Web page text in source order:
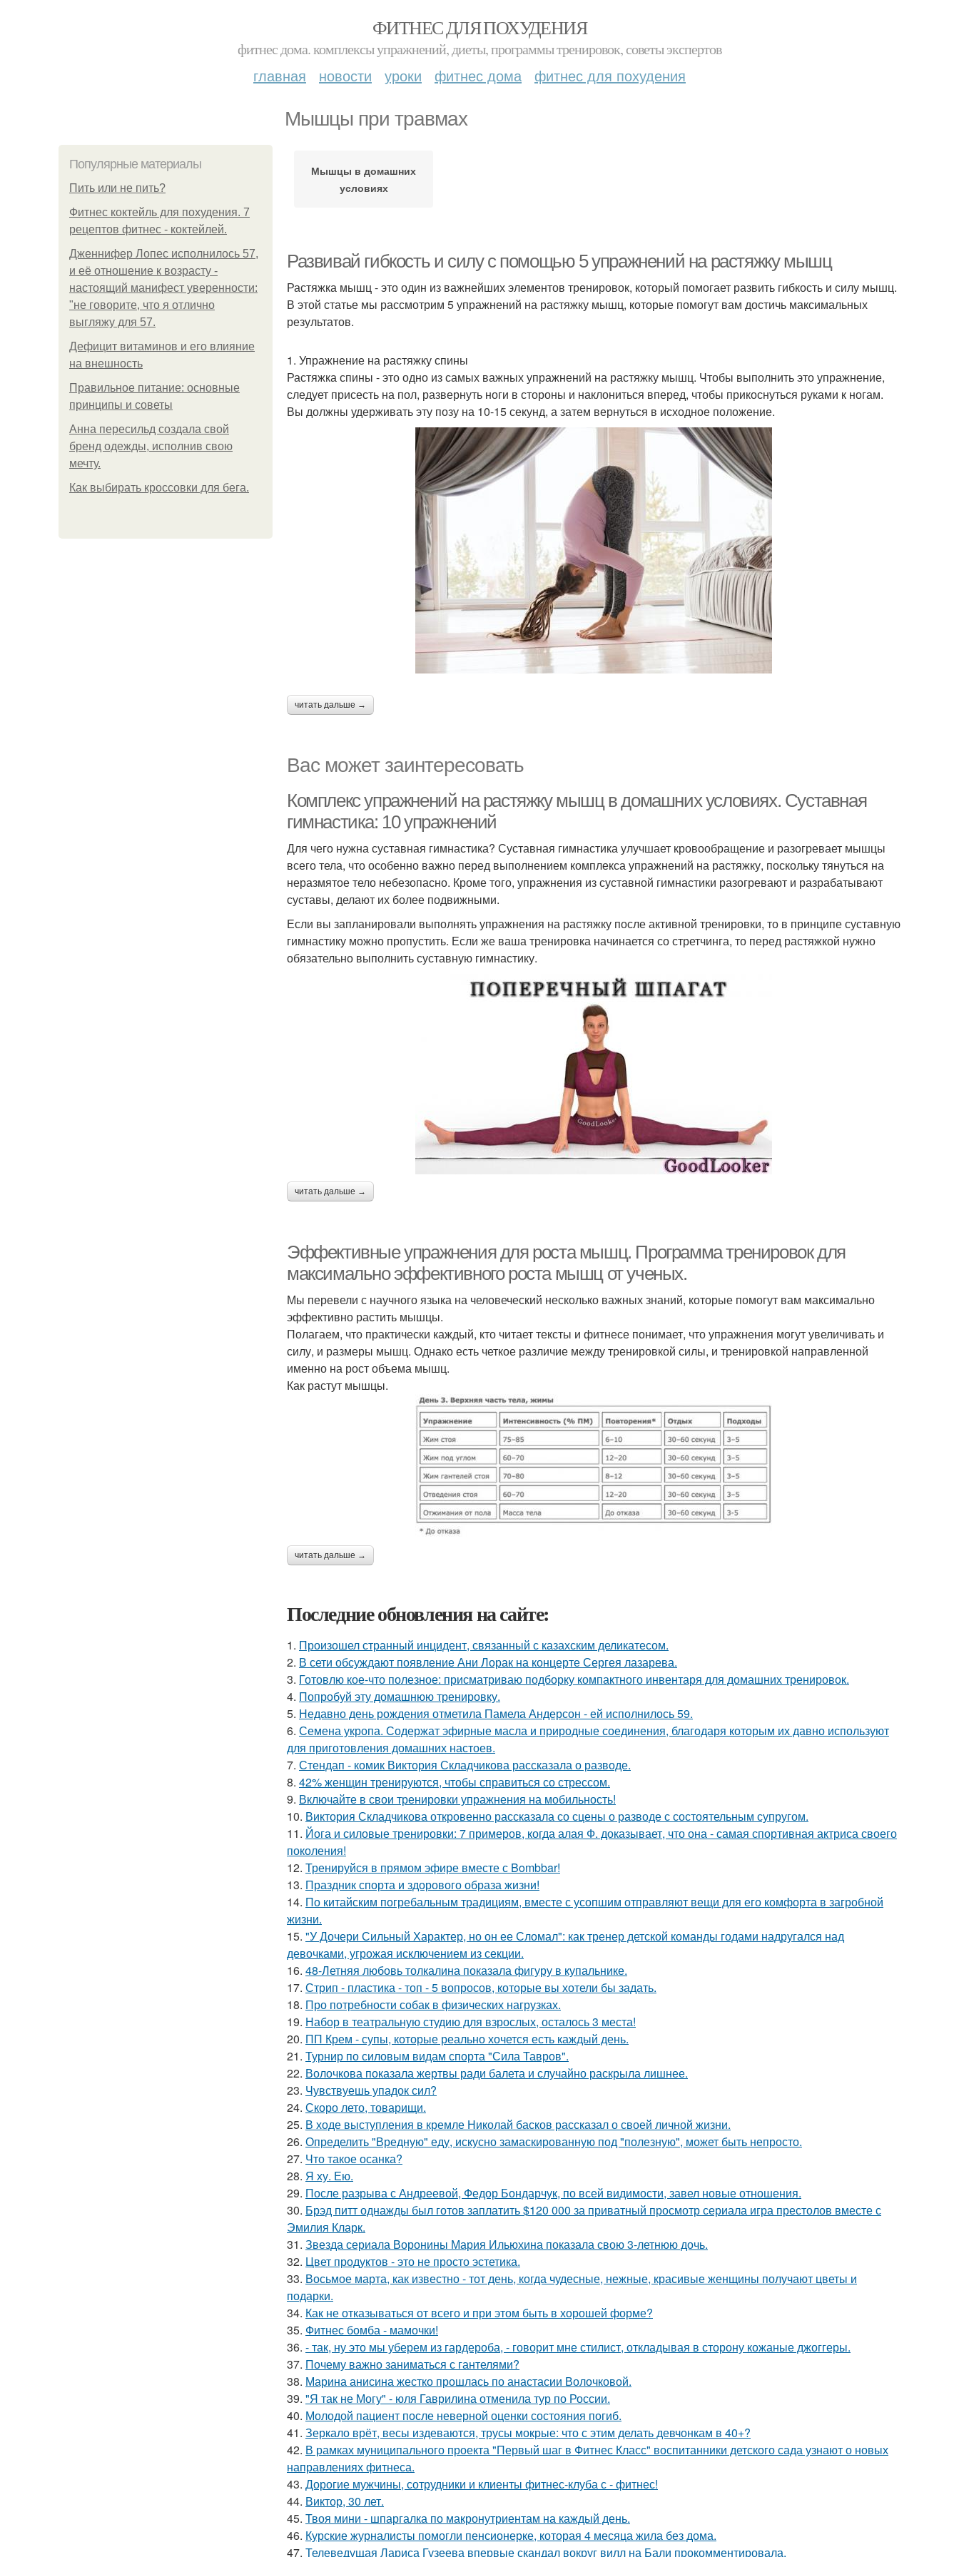
ФИТНЕС ДЛЯ ПОХУДЕНИЯ
фитнес дома. комплексы упражнений, диеты, программы тренировок, советы экспертов
главная новости уроки фитнес дома фитнес для похудения
Мышцы при травмах
Популярные материалы
Пить или не пить?
Фитнес коктейль для похудения. 7
рецептов фитнес - коктейлей.
Дженнифер Лопес исполнилось 57,
и её отношение к возрасту -
настоящий манифест уверенности:
"не говорите, что я отлично
выгляжу для 57.
Дефицит витаминов и его влияние
на внешность
Правильное питание: основные
принципы и советы
Анна пересильд создала свой
бренд одежды, исполнив свою
мечту.
Как выбирать кроссовки для бега.
Мышцы в домашних
условиях
Развивай гибкость и силу с помощью 5 упражнений на растяжку мышц
Растяжка мышц - это один из важнейших элементов тренировок, который помогает развить гибкость и силу мышц.
В этой статье мы рассмотрим 5 упражнений на растяжку мышц, которые помогут вам достичь максимальных
результатов.
1. Упражнение на растяжку спины
Растяжка спины - это одно из самых важных упражнений на растяжку мышц. Чтобы выполнить это упражнение,
следует присесть на пол, развернуть ноги в стороны и наклониться вперед, чтобы прикоснуться руками к ногам.
Вы должны удерживать эту позу на 10-15 секунд, а затем вернуться в исходное положение.
читать дальше →
Вас может заинтересовать
Комплекс упражнений на растяжку мышц в домашних условиях. Суставная
гимнастика: 10 упражнений
Для чего нужна суставная гимнастика? Суставная гимнастика улучшает кровообращение и разогревает мышцы
всего тела, что особенно важно перед выполнением комплекса упражнений на растяжку, поскольку тянуться на
неразмятое тело небезопасно. Кроме того, упражнения из суставной гимнастики разогревают и разрабатывают
суставы, делают их более подвижными.
Если вы запланировали выполнять упражнения на растяжку после активной тренировки, то в принципе суставную
гимнастику можно пропустить. Если же ваша тренировка начинается со стретчинга, то перед растяжкой нужно
обязательно выполнить суставную гимнастику.
читать дальше →
Эффективные упражнения для роста мышц. Программа тренировок для
максимально эффективного роста мышц от ученых.
Мы перевели с научного языка на человеческий несколько важных знаний, которые помогут вам максимально
эффективно растить мышцы.
Полагаем, что практически каждый, кто читает тексты и фитнесе понимает, что упражнения могут увеличивать и
силу, и размеры мышц. Однако есть четкое различие между тренировкой силы, и тренировкой направленной
именно на рост объема мышц.
Как растут мышцы.
читать дальше →
Последние обновления на сайте:
1. Произошел странный инцидент, связанный с казахским деликатесом.
2. В сети обсуждают появление Ани Лорак на концерте Сергея лазарева.
3. Готовлю кое-что полезное: присматриваю подборку компактного инвентаря для домашних тренировок.
4. Попробуй эту домашнюю тренировку.
5. Недавно день рождения отметила Памела Андерсон - ей исполнилось 59.
6. Семена укропа. Содержат эфирные масла и природные соединения, благодаря которым их давно используют
для приготовления домашних настоев.
7. Стендап - комик Виктория Складчикова рассказала о разводе.
8. 42% женщин тренируются, чтобы справиться со стрессом.
9. Включайте в свои тренировки упражнения на мобильность!
10. Виктория Складчикова откровенно рассказала со сцены о разводе с состоятельным супругом.
11. Йога и силовые тренировки: 7 примеров, когда алая Ф. доказывает, что она - самая спортивная актриса своего
поколения!
12. Тренируйся в прямом эфире вместе с Bombbar!
13. Праздник спорта и здорового образа жизни!
14. По китайским погребальным традициям, вместе с усопшим отправляют вещи для его комфорта в загробной
жизни.
15. "У Дочери Сильный Характер, но он ее Сломал": как тренер детской команды годами надругался над
девочками, угрожая исключением из секции.
16. 48-Летняя любовь толкалина показала фигуру в купальнике.
17. Стрип - пластика - топ - 5 вопросов, которые вы хотели бы задать.
18. Про потребности собак в физических нагрузках.
19. Набор в театральную студию для взрослых, осталось 3 места!
20. ПП Крем - супы, которые реально хочется есть каждый день.
21. Турнир по силовым видам спорта "Сила Тавров".
22. Волочкова показала жертвы ради балета и случайно раскрыла лишнее.
23. Чувствуешь упадок сил?
24. Скоро лето, товарищи.
25. В ходе выступления в кремле Николай басков рассказал о своей личной жизни.
26. Определить "Вредную" еду, искусно замаскированную под "полезную", может быть непросто.
27. Что такое осанка?
28. Я ху. Ею.
29. После разрыва с Андреевой, Федор Бондарчук, по всей видимости, завел новые отношения.
30. Брэд питт однажды был готов заплатить $120 000 за приватный просмотр сериала игра престолов вместе с
Эмилия Кларк.
31. Звезда сериала Воронины Мария Ильюхина показала свою 3-летнюю дочь.
32. Цвет продуктов - это не просто эстетика.
33. Восьмое марта, как известно - тот день, когда чудесные, нежные, красивые женщины получают цветы и
подарки.
34. Как не отказываться от всего и при этом быть в хорошей форме?
35. Фитнес бомба - мамочки!
36. - так, ну это мы уберем из гардероба, - говорит мне стилист, откладывая в сторону кожаные джоггеры.
37. Почему важно заниматься с гантелями?
38. Марина анисина жестко прошлась по анастасии Волочковой.
39. "Я так не Могу" - юля Гаврилина отменила тур по России.
40. Молодой пациент после неверной оценки состояния погиб.
41. Зеркало врёт, весы издеваются, трусы мокрые: что с этим делать девчонкам в 40+?
42. В рамках муниципального проекта "Первый шаг в Фитнес Класс" воспитанники детского сада узнают о новых
направлениях фитнеса.
43. Дорогие мужчины, сотрудники и клиенты фитнес-клуба с - фитнес!
44. Виктор, 30 лет.
45. Твоя мини - шпаргалка по макронутриентам на каждый день.
46. Курские журналисты помогли пенсионерке, которая 4 месяца жила без дома.
47. Телеведущая Лариса Гузеева впервые скандал вокруг вилл на Бали прокомментировала.